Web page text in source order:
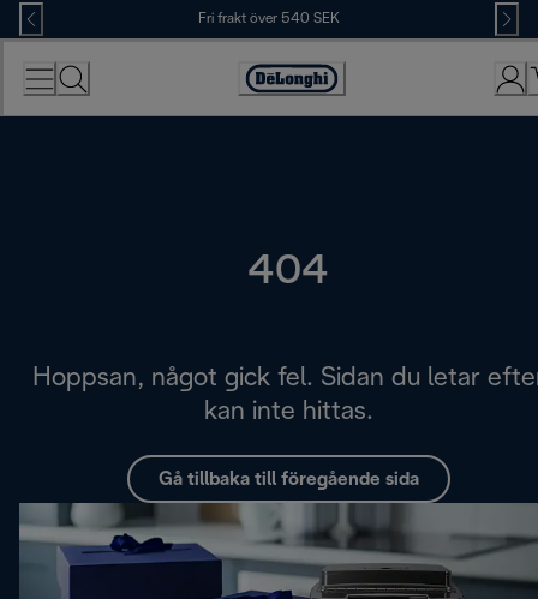
Skip
to
Content
Fri frakt över 540 SEK
Accessibility
Statement
404
Hoppsan, något gick fel. Sidan du letar
kan inte hittas.
Gå tillbaka till föregående sida